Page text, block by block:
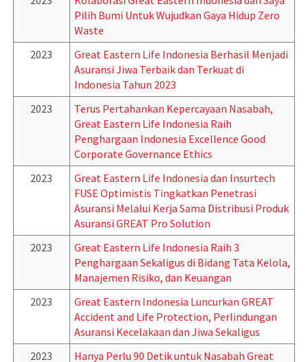
Pilih Bumi Untuk Wujudkan Gaya Hidup Zero
Waste
2023
Great Eastern Life Indonesia Berhasil Menjadi
Asuransi Jiwa Terbaik dan Terkuat di
Indonesia Tahun 2023
2023
Terus Pertahankan Kepercayaan Nasabah,
Great Eastern Life Indonesia Raih
Penghargaan Indonesia Excellence Good
Corporate Governance Ethics
2023
Great Eastern Life Indonesia dan Insurtech
FUSE Optimistis Tingkatkan Penetrasi
Asuransi Melalui Kerja Sama Distribusi Produk
Asuransi GREAT Pro Solution
2023
Great Eastern Life Indonesia Raih 3
Penghargaan Sekaligus di Bidang Tata Kelola,
Manajemen Risiko, dan Keuangan
2023
Great Eastern Indonesia Luncurkan GREAT
Accident and Life Protection, Perlindungan
Asuransi Kecelakaan dan Jiwa Sekaligus
2023
Hanya Perlu 90 Detik untuk Nasabah Great